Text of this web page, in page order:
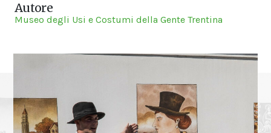
Autore
Museo degli Usi e Costumi della Gente Trentina